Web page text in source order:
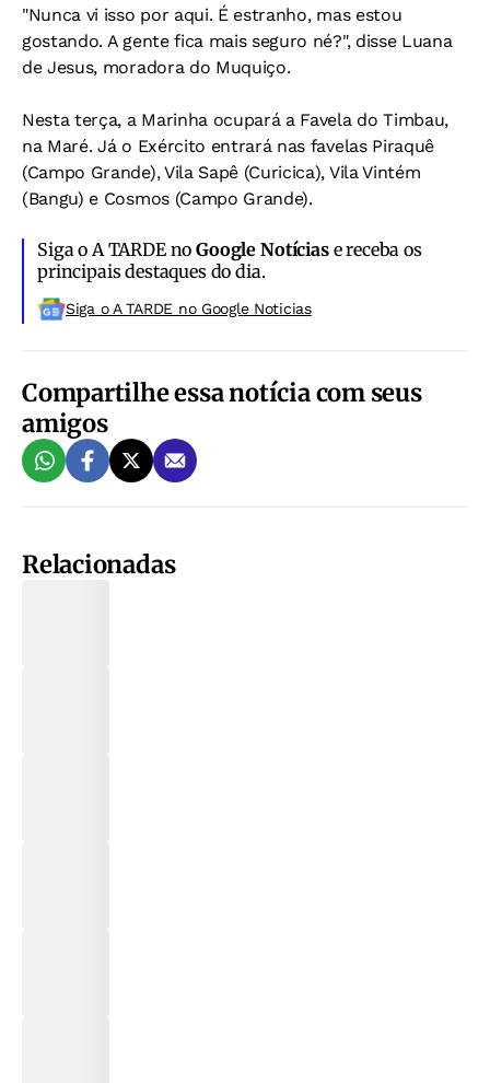
"Nunca vi isso por aqui. É estranho, mas estou
gostando. A gente fica mais seguro né?", disse Luana
de Jesus, moradora do Muquiço.
Nesta terça, a Marinha ocupará a Favela do Timbau,
na Maré. Já o Exército entrará nas favelas Piraquê
(Campo Grande), Vila Sapê (Curicica), Vila Vintém
(Bangu) e Cosmos (Campo Grande).
Siga o A TARDE noGoogle Notíciase receba os
principais destaques do dia.
Siga o A TARDE no Google Noticias
Compartilhe essa notícia com seus
amigos
Relacionadas